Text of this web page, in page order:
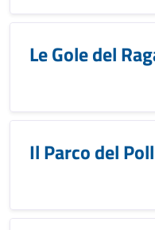
Le Gole del
Il Parco del